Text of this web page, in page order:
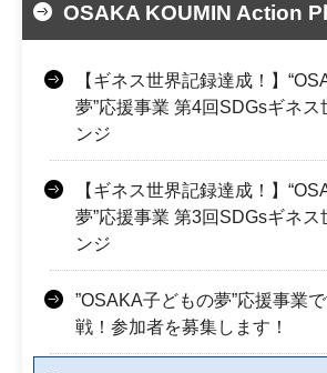
OSAKA KOUMIN Action
【ギネス世界記録達成！】
夢”応援事業 第4回SDGsギネス
ンジ
【ギネス世界記録達成！】
夢”応援事業 第3回SDGsギネス
ンジ
”OSAKA子どもの夢”応援事業
戦！参加者を募集します！